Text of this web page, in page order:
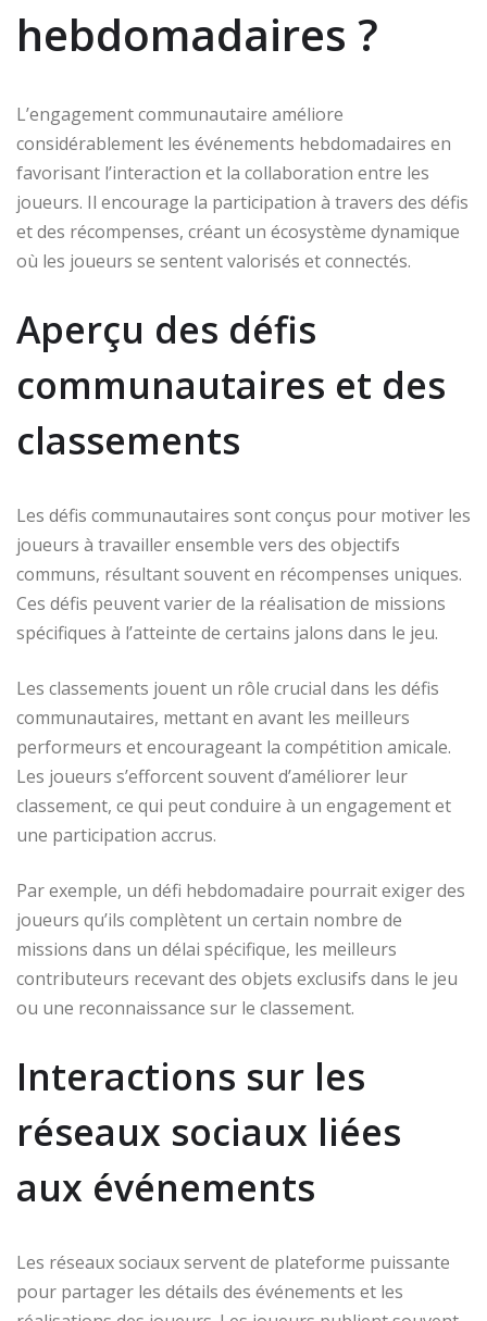
hebdomadaires ?
L’engagement communautaire améliore
considérablement les événements hebdomadaires en
favorisant l’interaction et la collaboration entre les
joueurs. Il encourage la participation à travers des défis
et des récompenses, créant un écosystème dynamique
où les joueurs se sentent valorisés et connectés.
Aperçu des défis
communautaires et des
classements
Les défis communautaires sont conçus pour motiver les
joueurs à travailler ensemble vers des objectifs
communs, résultant souvent en récompenses uniques.
Ces défis peuvent varier de la réalisation de missions
spécifiques à l’atteinte de certains jalons dans le jeu.
Les classements jouent un rôle crucial dans les défis
communautaires, mettant en avant les meilleurs
performeurs et encourageant la compétition amicale.
Les joueurs s’efforcent souvent d’améliorer leur
classement, ce qui peut conduire à un engagement et
une participation accrus.
Par exemple, un défi hebdomadaire pourrait exiger des
joueurs qu’ils complètent un certain nombre de
missions dans un délai spécifique, les meilleurs
contributeurs recevant des objets exclusifs dans le jeu
ou une reconnaissance sur le classement.
Interactions sur les
réseaux sociaux liées
aux événements
Les réseaux sociaux servent de plateforme puissante
pour partager les détails des événements et les